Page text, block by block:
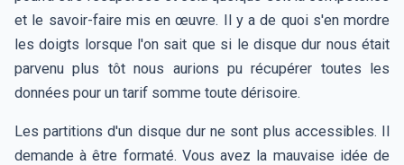
et le savoir-faire mis en œuvre. Il y a de quoi s'en mordre
les doigts lorsque l'on sait que si le disque dur nous était
parvenu plus tôt nous aurions pu récupérer toutes les
données pour un tarif somme toute dérisoire.
Les partitions d'un disque dur ne sont plus accessibles. Il
demande à être formaté. Vous avez la mauvaise idée de